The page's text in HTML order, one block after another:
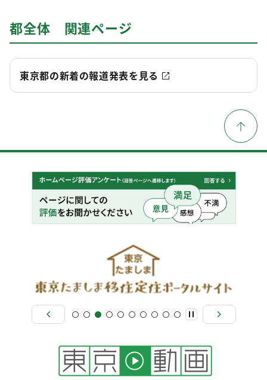
都全体 関連ページ
東京都の新着の報道発表を見る